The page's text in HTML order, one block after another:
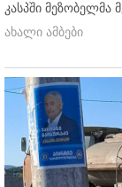
კასპში მეზობელმა
ახალი ამბები